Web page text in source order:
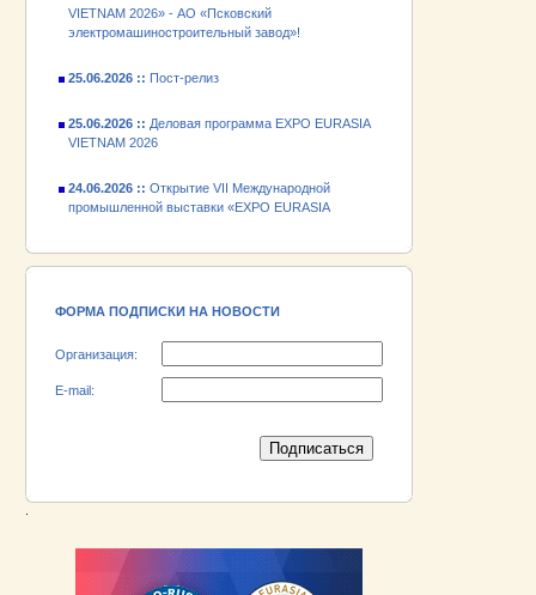
электромашиностроительный завод»!
VIETNAM 2026
промышленной выставки «EXPO EURASIA
VIETNAM 2026»
VIETNAM 2026» - АО «Псковский
ФОРМА ПОДПИСКИ НА НОВОСТИ
Организация:
E-mail: